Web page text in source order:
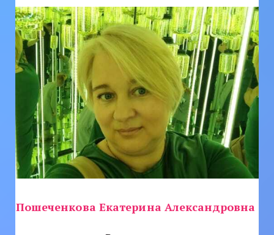
Пошеченкова Екатерина Александровна